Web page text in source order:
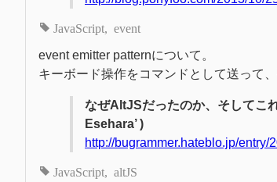
JavaScript event
event emitter patternについて。
キーボード操作をコマンドとして送って
なぜAltJSだったのか、そしてこ
Esehara’ )
http://bugrammer.hateblo.jp/entry/
JavaScript altJS